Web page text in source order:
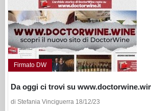
Firmato DW
Da oggi ci trovi su
di Stefania Vinciguerra 18/12/23